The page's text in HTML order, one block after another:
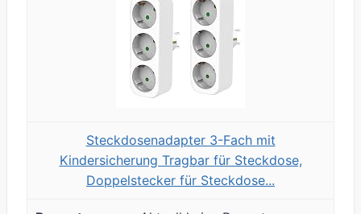
Steckdosenadapter 3-Fach mit
Kindersicherung Tragbar für Steckdose,
Doppelstecker für Steckdose...